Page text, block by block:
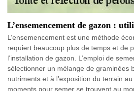
L’ensemencement de gazon :
L’ensemencement est une méthode
requiert beaucoup plus de temps et de
l’installation de gazon. L’emploi de
sélectionner un mélange de graminées
nutriments et à l’exposition du terrain
moments pour semer se trouvent au